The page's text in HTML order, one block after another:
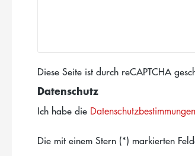
Diese Seite ist durch reCAPTCHA
Datenschutz
Ich habe die Datenschutzbestimmungen
Die mit einem Stern (*) markierten